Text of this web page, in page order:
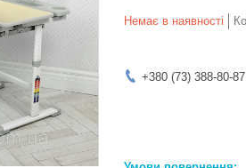
Немає в наявності
+380 (73) 388-80-87